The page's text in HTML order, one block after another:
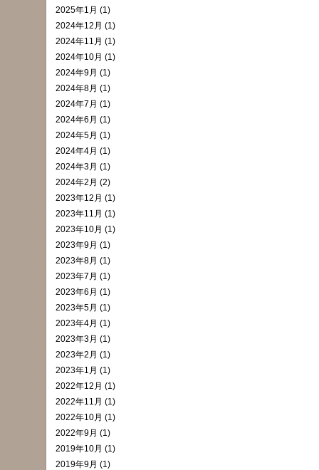
2025年1月 (1)
2024年12月 (1)
2024年11月 (1)
2024年10月 (1)
2024年9月 (1)
2024年8月 (1)
2024年7月 (1)
2024年6月 (1)
2024年5月 (1)
2024年4月 (1)
2024年3月 (1)
2024年2月 (2)
2023年12月 (1)
2023年11月 (1)
2023年10月 (1)
2023年9月 (1)
2023年8月 (1)
2023年7月 (1)
2023年6月 (1)
2023年5月 (1)
2023年4月 (1)
2023年3月 (1)
2023年2月 (1)
2023年1月 (1)
2022年12月 (1)
2022年11月 (1)
2022年10月 (1)
2022年9月 (1)
2019年10月 (1)
2019年9月 (1)